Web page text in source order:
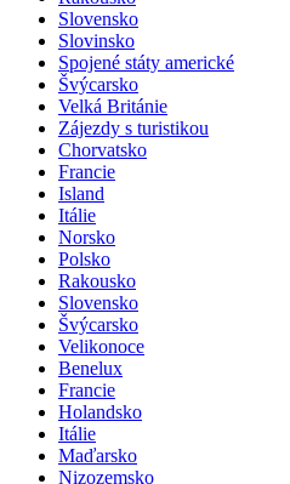
Slovensko
Slovinsko
Spojené státy americké
Švýcarsko
Velká Británie
Zájezdy s turistikou
Chorvatsko
Francie
Island
Itálie
Norsko
Polsko
Rakousko
Slovensko
Švýcarsko
Velikonoce
Benelux
Francie
Holandsko
Itálie
Maďarsko
Nizozemsko